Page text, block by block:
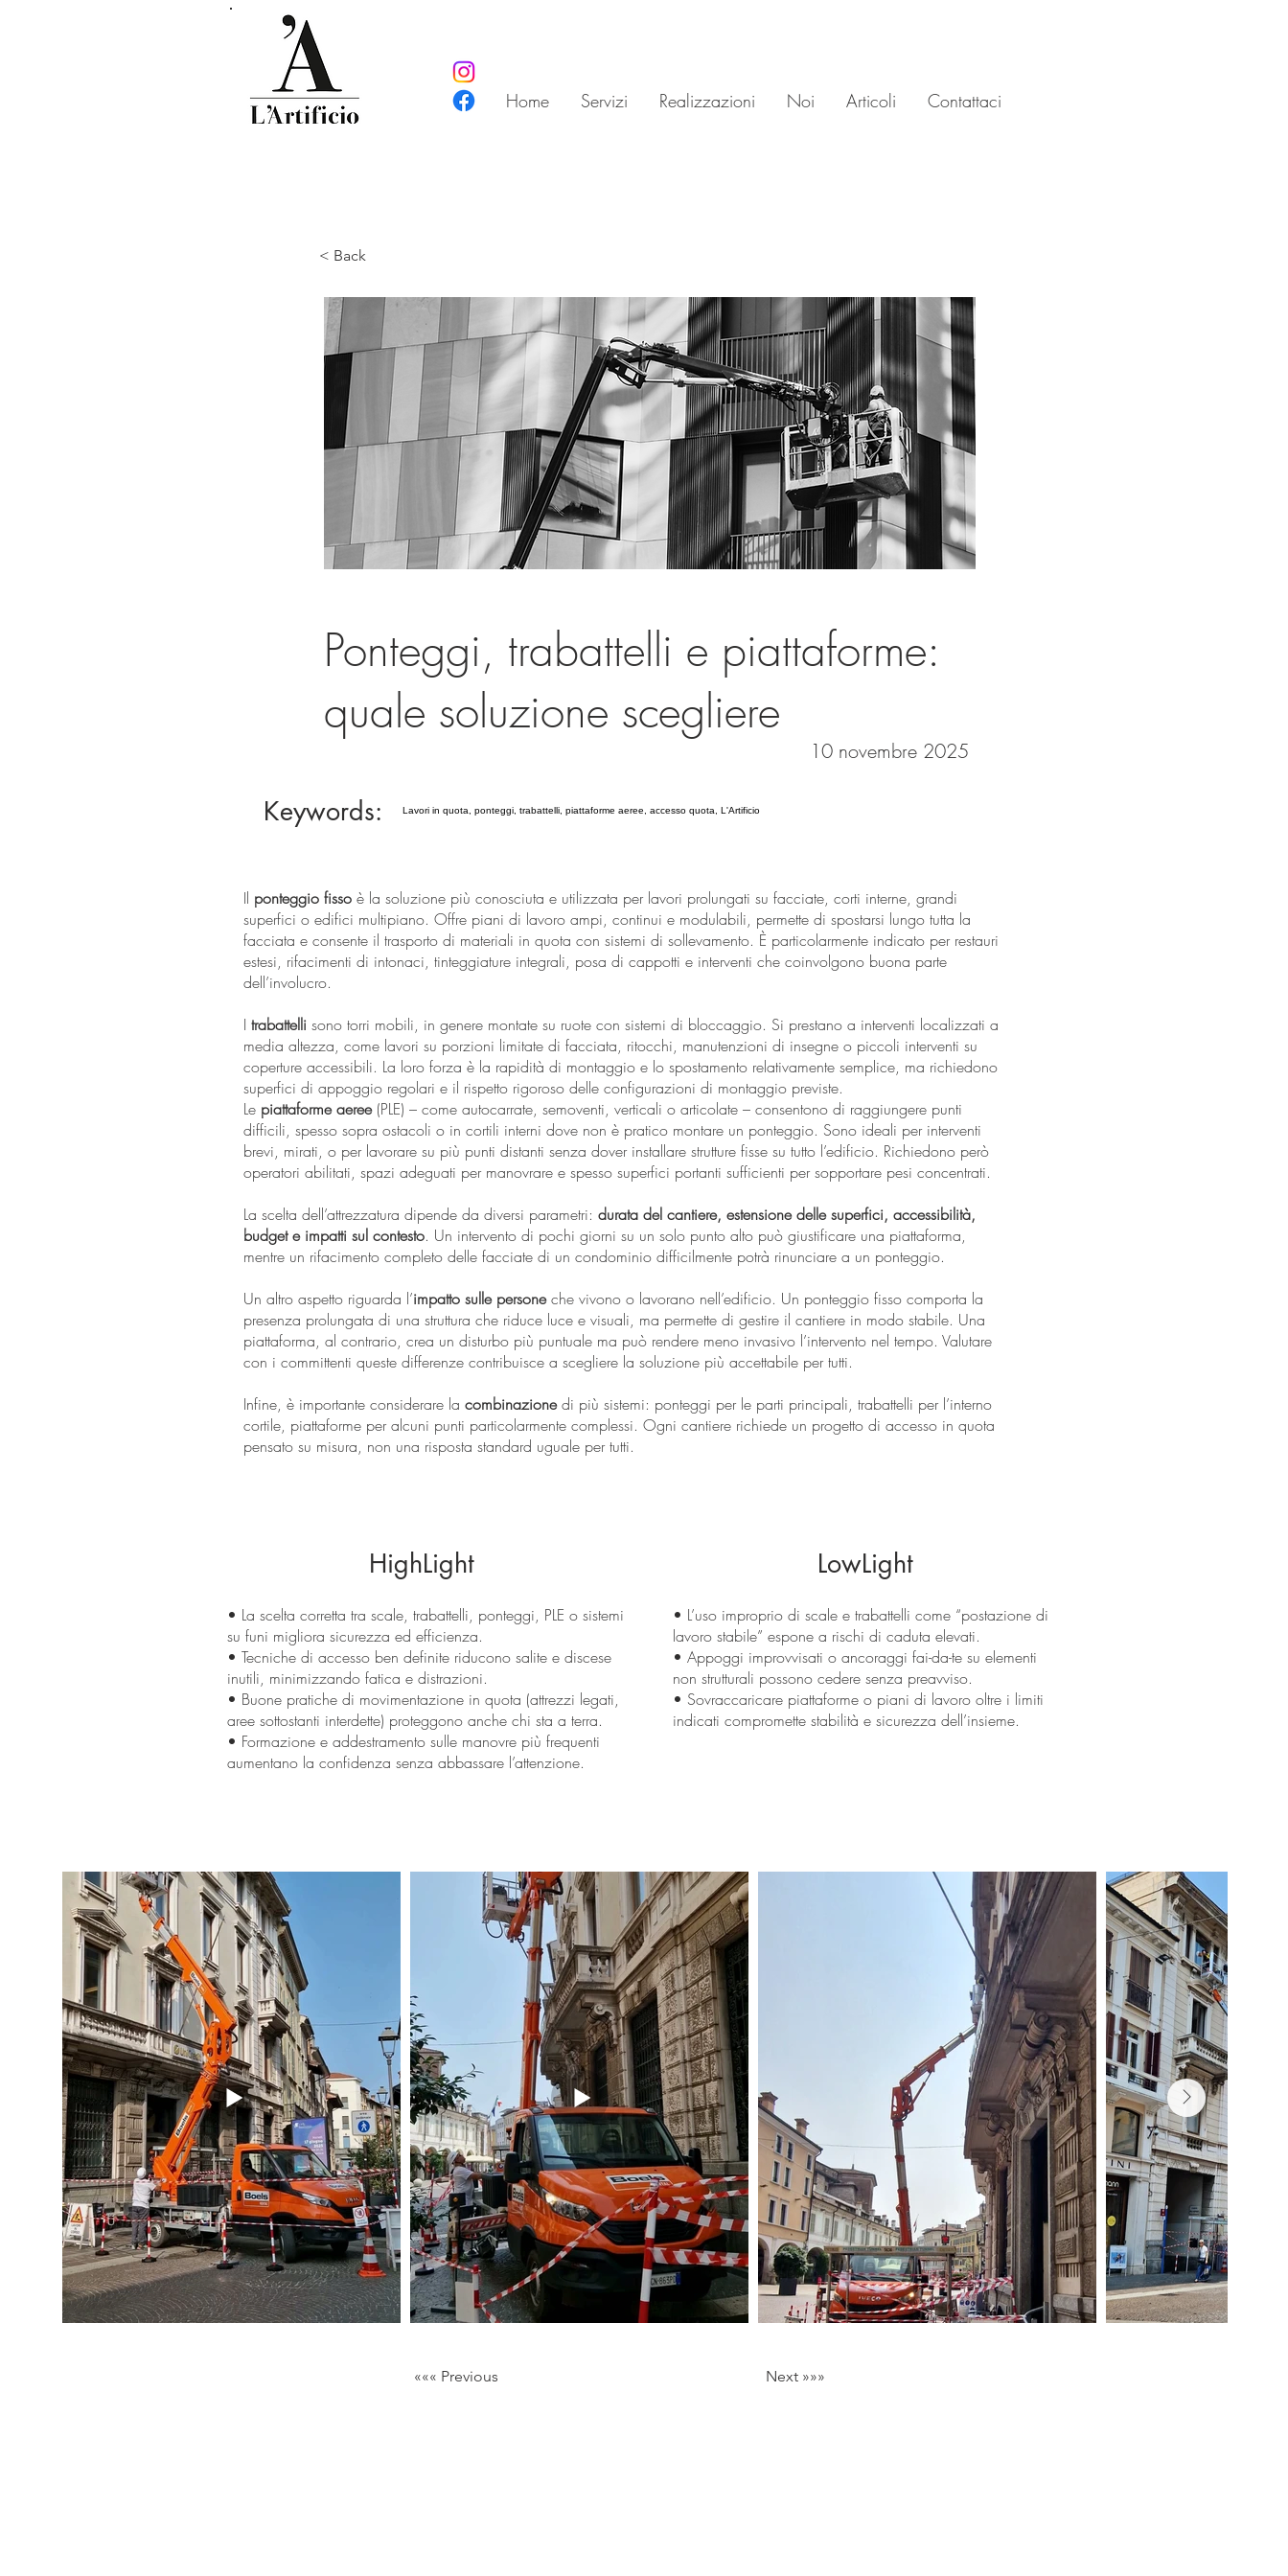
Home Servizi Realizzazioni Noi Articoli Contattaci
< Back
Ponteggi, trabattelli e piattaforme:
quale soluzione scegliere
10 novembre 2025
Keywords: Lavori in quota, ponteggi, trabattelli, piattaforme aeree, accesso quota, L'Artificio
Il ponteggio fisso è la soluzione più conosciuta e utilizzata per lavori prolungati su facciate, corti interne, grandi
superfici o edifici multipiano. Offre piani di lavoro ampi, continui e modulabili, permette di spostarsi lungo tutta la
facciata e consente il trasporto di materiali in quota con sistemi di sollevamento. È particolarmente indicato per restauri
estesi, rifacimenti di intonaci, tinteggiature integrali, posa di cappotti e interventi che coinvolgono buona parte
dell’involucro.
I trabattelli sono torri mobili, in genere montate su ruote con sistemi di bloccaggio. Si prestano a interventi localizzati a
media altezza, come lavori su porzioni limitate di facciata, ritocchi, manutenzioni di insegne o piccoli interventi su
coperture accessibili. La loro forza è la rapidità di montaggio e lo spostamento relativamente semplice, ma richiedono
superfici di appoggio regolari e il rispetto rigoroso delle configurazioni di montaggio previste.
Le piattaforme aeree(PLE) – come autocarrate, semoventi, verticali o articolate – consentono di raggiungere punti
difficili, spesso sopra ostacoli o in cortili interni dove non è pratico montare un ponteggio. Sono ideali per interventi
brevi, mirati, o per lavorare su più punti distanti senza dover installare strutture fisse su tutto l’edificio. Richiedono però
operatori abilitati, spazi adeguati per manovrare e spesso superfici portanti sufficienti per sopportare pesi concentrati.
La scelta dell’attrezzatura dipende da diversi parametri: durata del cantiere, estensione delle superfici, accessibilità,
budget e impatti sul contesto. Un intervento di pochi giorni su un solo punto alto può giustificare una piattaforma,
mentre un rifacimento completo delle facciate di un condominio difficilmente potrà rinunciare a un ponteggio.
Un altro aspetto riguarda l’impatto sulle personeche vivono o lavorano nell’edificio. Un ponteggio fisso comporta la
presenza prolungata di una struttura che riduce luce e visuali, ma permette di gestire il cantiere in modo stabile. Una
piattaforma, al contrario, crea un disturbo più puntuale ma può rendere meno invasivo l’intervento nel tempo. Valutare
con i committenti queste differenze contribuisce a scegliere la soluzione più accettabile per tutti.
Infine, è importante considerare la combinazionedi più sistemi: ponteggi per le parti principali, trabattelli per l’interno
cortile, piattaforme per alcuni punti particolarmente complessi. Ogni cantiere richiede un progetto di accesso in quota
pensato su misura, non una risposta standard uguale per tutti.
HighLight
• La scelta corretta tra scale, trabattelli, ponteggi, PLE o sistemi
su funi migliora sicurezza ed efficienza.
• Tecniche di accesso ben definite riducono salite e discese
inutili, minimizzando fatica e distrazioni.
• Buone pratiche di movimentazione in quota (attrezzi legati,
aree sottostanti interdette) proteggono anche chi sta a terra.
• Formazione e addestramento sulle manovre più frequenti
aumentano la confidenza senza abbassare l’attenzione.
LowLight
• L’uso improprio di scale e trabattelli come “postazione di
lavoro stabile” espone a rischi di caduta elevati.
• Appoggi improvvisati o ancoraggi fai-da-te su elementi
non strutturali possono cedere senza preavviso.
• Sovraccaricare piattaforme o piani di lavoro oltre i limiti
indicati compromette stabilità e sicurezza dell’insieme.
««« Previous Next »»»